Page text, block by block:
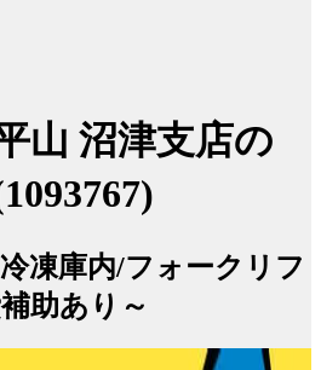
山 沼津支店の
凍庫内/フォークリフ
助あり～